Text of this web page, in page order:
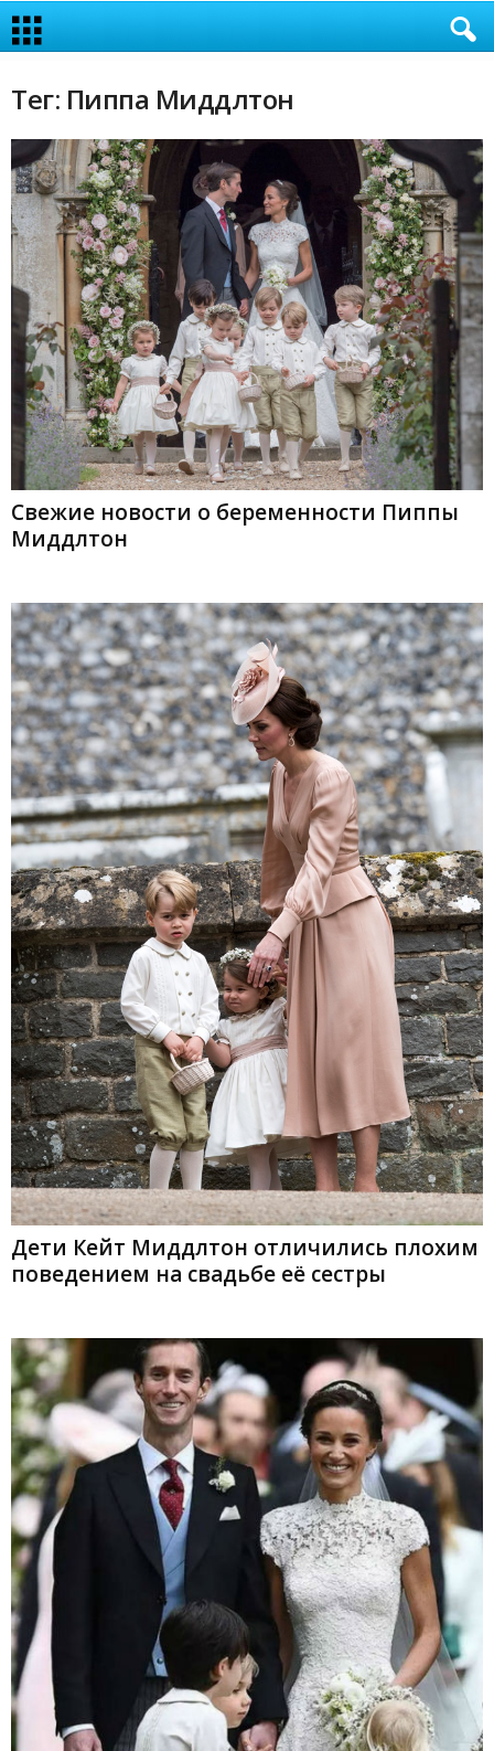
Тег: Пиппа Миддлтон
Свежие новости о беременности Пиппы
Миддлтон
Дети Кейт Миддлтон отличились плохим
поведением на свадьбе её сестры